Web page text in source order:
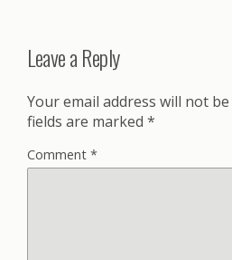
Leave a Reply
Your email address will not
fields are marked *
Comment *